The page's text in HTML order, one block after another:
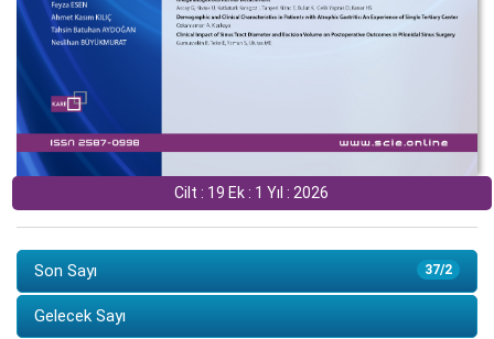
Cilt : 19 Ek : 1 Yıl : 2026
37/2
Son Sayı
Gelecek Sayı